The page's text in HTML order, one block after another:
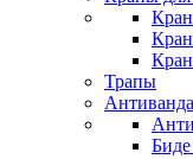
Трапы